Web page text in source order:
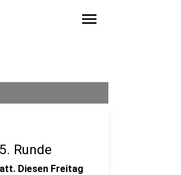
menu
Runde
Diesen Freitag